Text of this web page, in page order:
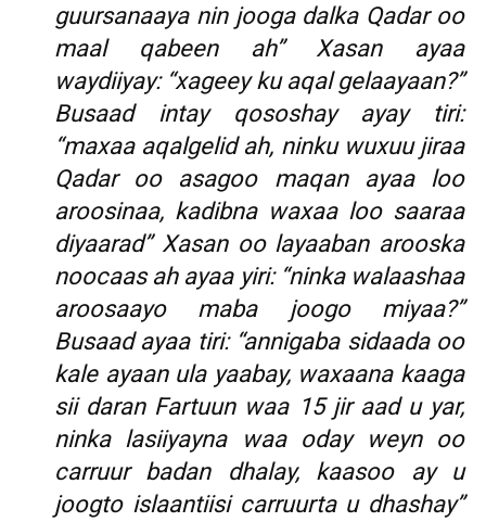
guursanaaya nin jooga dalka Qadar oo
maal qabeen ah” Xasan ayaa
waydiiyay: “xageey ku aqal gelaayaan?”
Busaad intay qososhay ayay tiri:
“maxaa aqalgelid ah, ninku wuxuu jiraa
Qadar oo asagoo maqan ayaa loo
aroosinaa, kadibna waxaa loo saaraa
diyaarad” Xasan oo layaaban arooska
noocaas ah ayaa yiri: “ninka walaashaa
aroosaayo maba joogo miyaa?”
Busaad ayaa tiri: “annigaba sidaada oo
kale ayaan ula yaabay, waxaana kaaga
sii daran Fartuun waa 15 jir aad u yar,
ninka lasiiyayna waa oday weyn oo
carruur badan dhalay, kaasoo ay u
joogto islaantiisi carruurta u dhashay”